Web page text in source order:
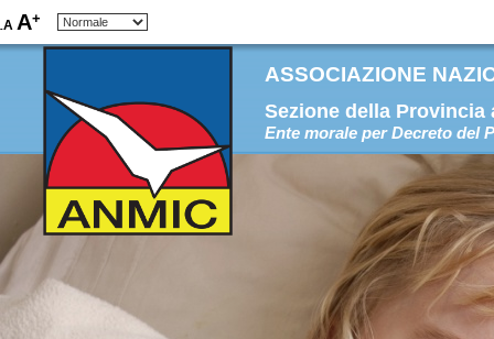
-A A+
ASSOCIAZIONE
Sezione della Provincia
Ente morale per Decreto del